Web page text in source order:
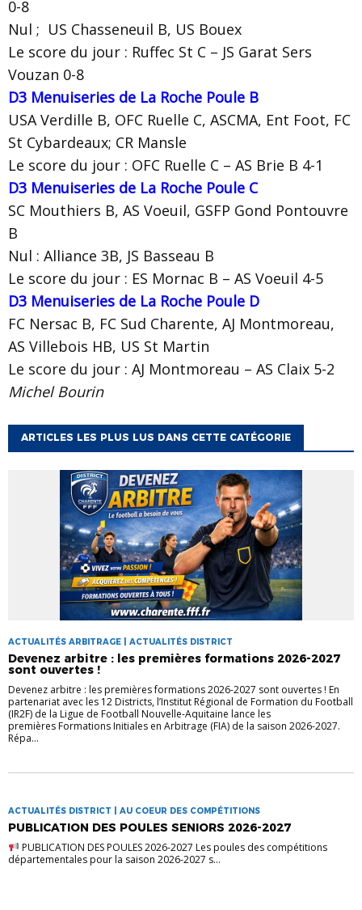
0-8
Nul ; US Chasseneuil B, US Bouex
Le score du jour : Ruffec St C – JS Garat Sers
Vouzan 0-8
D3 Menuiseries de La Roche Poule B
USA Verdille B, OFC Ruelle C, ASCMA, Ent Foot, FC
St Cybardeaux; CR Mansle
Le score du jour : OFC Ruelle C – AS Brie B 4-1
D3 Menuiseries de La Roche Poule C
SC Mouthiers B, AS Voeuil, GSFP Gond Pontouvre
B
Nul : Alliance 3B, JS Basseau B
Le score du jour : ES Mornac B – AS Voeuil 4-5
D3 Menuiseries de La Roche Poule D
FC Nersac B, FC Sud Charente, AJ Montmoreau,
AS Villebois HB, US St Martin
Le score du jour : AJ Montmoreau – AS Claix 5-2
Michel Bourin
ARTICLES LES PLUS LUS DANS CETTE CATÉGORIE
ACTUALITÉS ARBITRAGE | ACTUALITÉS DISTRICT
Devenez arbitre : les premières formations 2026-2027
sont ouvertes !
Devenez arbitre : les premières formations 2026-2027 sont ouvertes ! En
partenariat avec les 12 Districts, l’Institut Régional de Formation du Football
(IR2F) de la Ligue de Football Nouvelle-Aquitaine lance les
premières Formations Initiales en Arbitrage (FIA) de la saison 2026-2027.
Répa...
ACTUALITÉS DISTRICT | AU COEUR DES COMPÉTITIONS
PUBLICATION DES POULES SENIORS 2026-2027
PUBLICATION DES POULES 2026-2027 Les poules des compétitions
départementales pour la saison 2026-2027 s...